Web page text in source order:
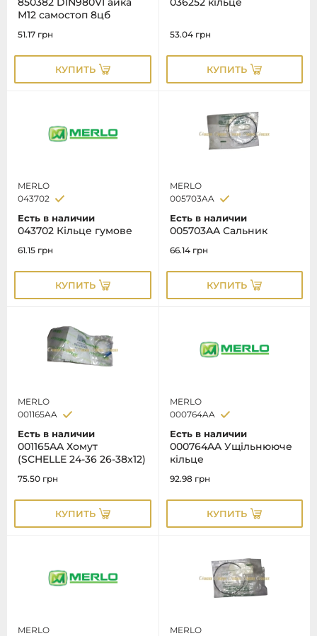
М12 самостоп 8цб
51.17 грн
КУПИТЬ
53.04 грн
КУПИТЬ
MERLO
043702
Есть в наличии
043702 Кільце гумове
61.15 грн
КУПИТЬ
MERLO
005703AA
Есть в наличии
005703AA Сальник
66.14 грн
КУПИТЬ
MERLO
001165AA
Есть в наличии
001165AA Хомут
(SCHELLE 24-36 26-38x12)
75.50 грн
КУПИТЬ
MERLO
000764AA
Есть в наличии
000764AA Ущільнююче
кільце
92.98 грн
КУПИТЬ
MERLO
MERLO